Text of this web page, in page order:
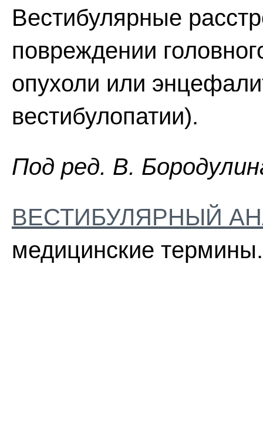
Вестибулярные
повреждении
опухоли или
вестибулопатии).
Пoд peд. B.
ВЕСТИБУЛЯРНЫЙ
медицинские